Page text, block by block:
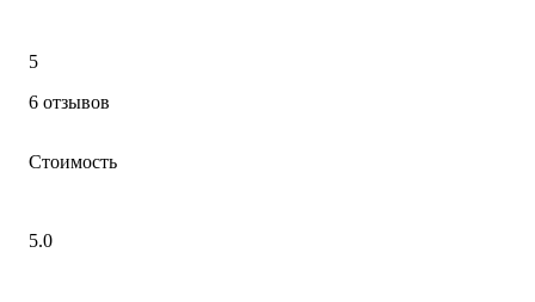
5
6 отзывов
Стоимость
5.0